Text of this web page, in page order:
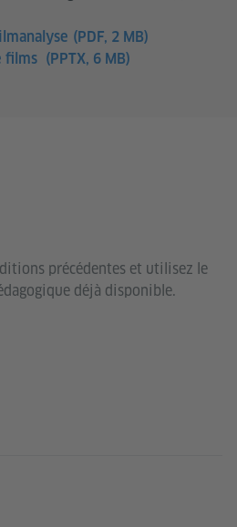
(PDF, 2 MB)
films (PPTX, 6 MB)
précédentes et utilisez le
déjà disponible.